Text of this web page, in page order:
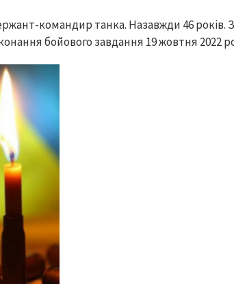
командир танка. Назавжди 46 років.
бойового завдання 19 жовтня 2022